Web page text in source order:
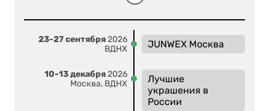
23-27 сентября2026
ВДНХ
JUNWEX Москва
10-13 декабря2026
Москва, ВДНХ
Лучшие
украшения в
России